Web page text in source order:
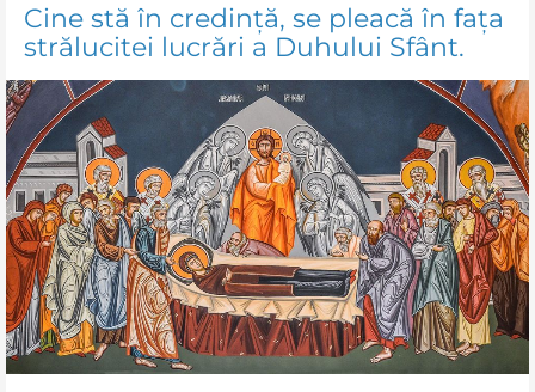
Cine stă în credinţă, se pleacă în faţa
strălucitei lucrări a Duhului Sfânt.